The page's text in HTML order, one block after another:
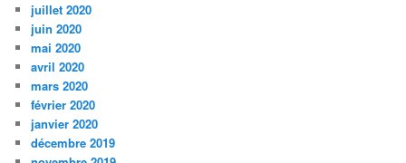
juillet 2020
juin 2020
mai 2020
avril 2020
mars 2020
février 2020
janvier 2020
décembre 2019